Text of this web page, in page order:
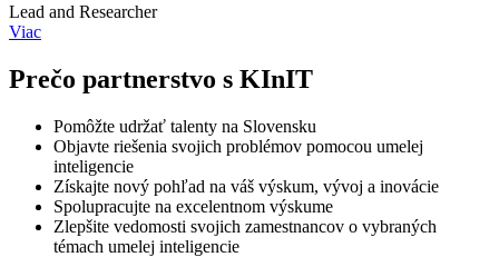
Lead and Researcher
Viac
Prečo partnerstvo s KInIT
Pomôžte udržať talenty na Slovensku
Objavte riešenia svojich problémov pomocou umelej
inteligencie
Získajte nový pohľad na váš výskum, vývoj a inovácie
Spolupracujte na excelentnom výskume
Zlepšite vedomosti svojich zamestnancov o vybraných
témach umelej inteligencie